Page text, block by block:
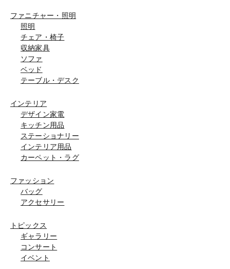
ファニチャー・照明
照明
チェア・椅子
収納家具
ソファ
ベッド
テーブル・デスク
インテリア
デザイン家電
キッチン用品
ステーショナリー
インテリア用品
カーペット・ラグ
ファッション
バッグ
アクセサリー
トピックス
ギャラリー
コンサート
イベント